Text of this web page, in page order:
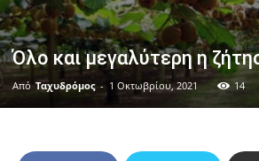
Όλο και μεγαλύτερη η
Από Ταχυδρόμος - 1 Οκτωβρίου, 2021 14